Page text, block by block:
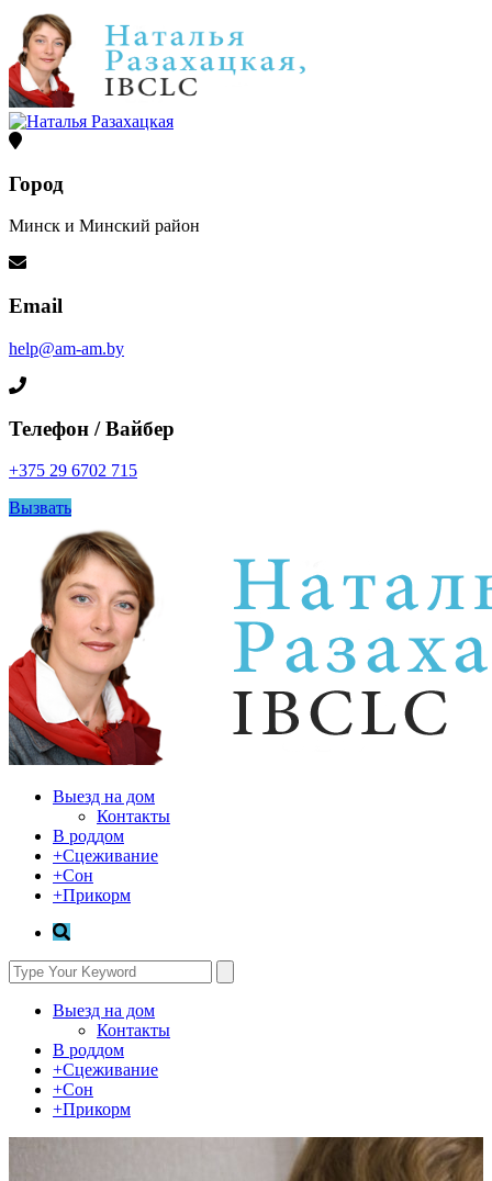
Город
Минск и Минский район
Email
help@am-am.by
Телефон / Вайбер
+375 29 6702 715
Вызвать
Выезд на дом
Контакты
В роддом
+Сцеживание
+Сон
+Прикорм
Выезд на дом
Контакты
В роддом
+Сцеживание
+Сон
+Прикорм